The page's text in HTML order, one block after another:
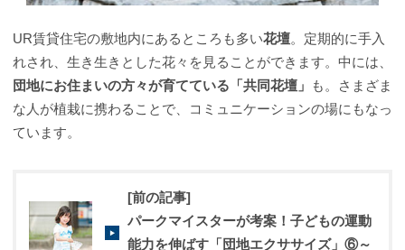
UR賃貸住宅の敷地内にあるところも多い花壇。定期的に手入
れされ、生き生きとした花々を見ることができます。中には、
団地にお住まいの方々が育てている「共同花壇」
も。さまざま
な人が植栽に携わることで、コミュニケーションの場にもなっ
ています。
[前の記事]
パークマイスターが考案！子どもの運動
能力を伸ばす「団地エクササイズ」⑥～